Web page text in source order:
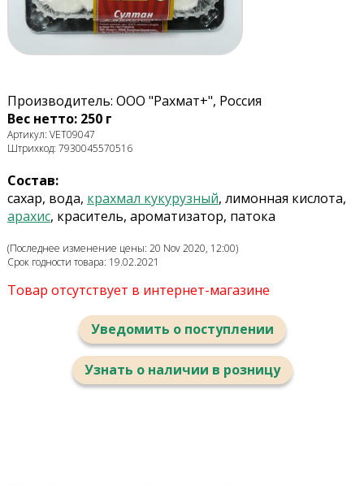
Производитель: ООО "Рахмат+", Россия
Вес нетто: 250 г
Артикул: VET09047
Штрихкод: 7930045570516
Состав:
сахар, вода, крахмал кукурузный, лимонная кислота,
арахис, краситель, ароматизатор, патока
(Последнее изменение цены: 20 Nov 2020, 12:00)
Срок годности товара: 19.02.2021
Товар отсутствует в интернет-магазине
Уведомить о поступлении
Узнать о наличии в розницу